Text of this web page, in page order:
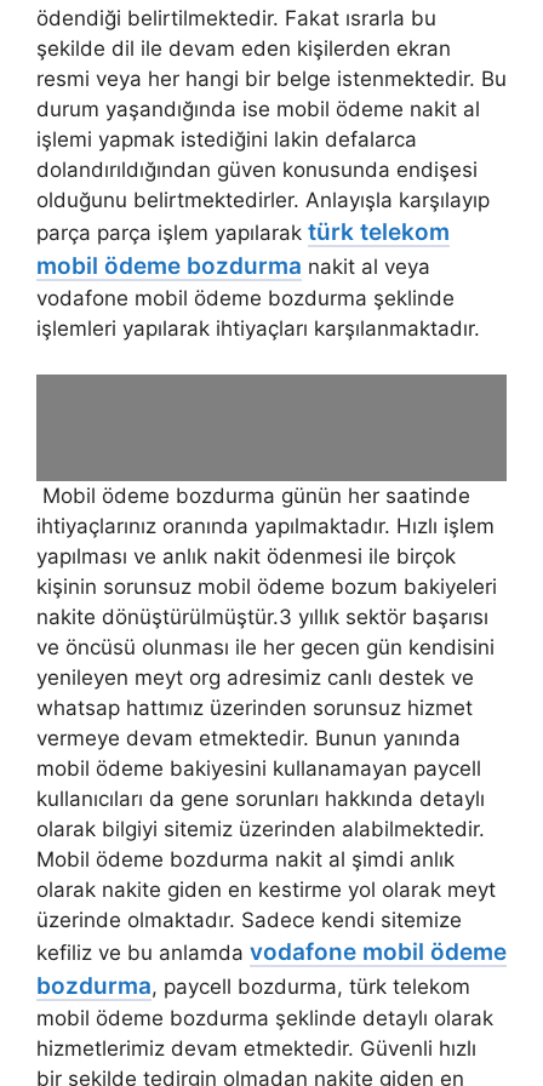
ödendiği belirtilmektedir. Fakat ısrarla bu
şekilde dil ile devam eden kişilerden ekran
resmi veya her hangi bir belge istenmektedir. Bu
durum yaşandığında ise mobil ödeme nakit al
işlemi yapmak istediğini lakin defalarca
dolandırıldığından güven konusunda endişesi
olduğunu belirtmektedirler. Anlayışla karşılayıp
parça parça işlem yapılarak türk telekom
mobil ödeme bozdurma nakit al veya
vodafone mobil ödeme bozdurma şeklinde
işlemleri yapılarak ihtiyaçları karşılanmaktadır.
Mobil ödeme bozdurma günün her saatinde
ihtiyaçlarınız oranında yapılmaktadır. Hızlı işlem
yapılması ve anlık nakit ödenmesi ile birçok
kişinin sorunsuz mobil ödeme bozum bakiyeleri
nakite dönüştürülmüştür.3 yıllık sektör başarısı
ve öncüsü olunması ile her gecen gün kendisini
yenileyen meyt org adresimiz canlı destek ve
whatsap hattımız üzerinden sorunsuz hizmet
vermeye devam etmektedir. Bunun yanında
mobil ödeme bakiyesini kullanamayan paycell
kullanıcıları da gene sorunları hakkında detaylı
olarak bilgiyi sitemiz üzerinden alabilmektedir.
Mobil ödeme bozdurma nakit al şimdi anlık
olarak nakite giden en kestirme yol olarak meyt
üzerinde olmaktadır. Sadece kendi sitemize
kefiliz ve bu anlamda vodafone mobil ödeme
bozdurma, paycell bozdurma, türk telekom
mobil ödeme bozdurma şeklinde detaylı olarak
hizmetlerimiz devam etmektedir. Güvenli hızlı
bir şekilde tedirgin olmadan nakite giden en